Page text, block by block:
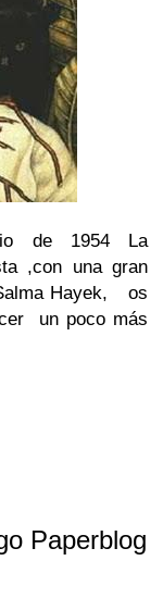
de 1954
La
,con una gran
Hayek, os
un poco más